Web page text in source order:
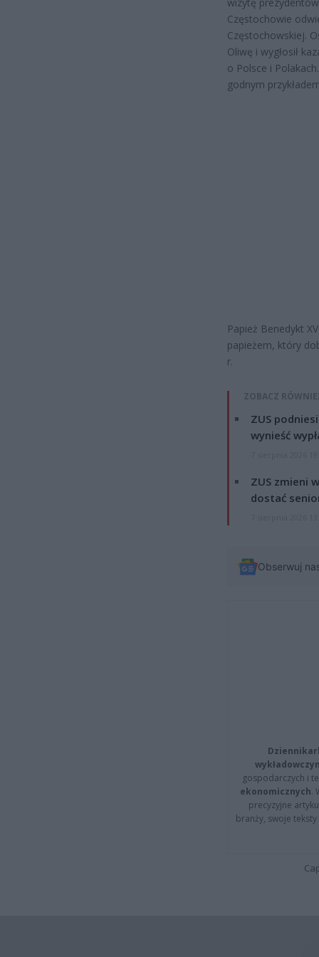
wizytę
Częstochowie
Częstochowskiej.
Oliwę i wygłosił
o Polsce i
godnym
Papież Benedykt
papieżem, który
r.
ZOBACZ
ZUS
wynieść
ZUS zmieni
dostać
Obserwuj
gospodarczych i
ekonomicznych.
precyzyjne
branży, swoje